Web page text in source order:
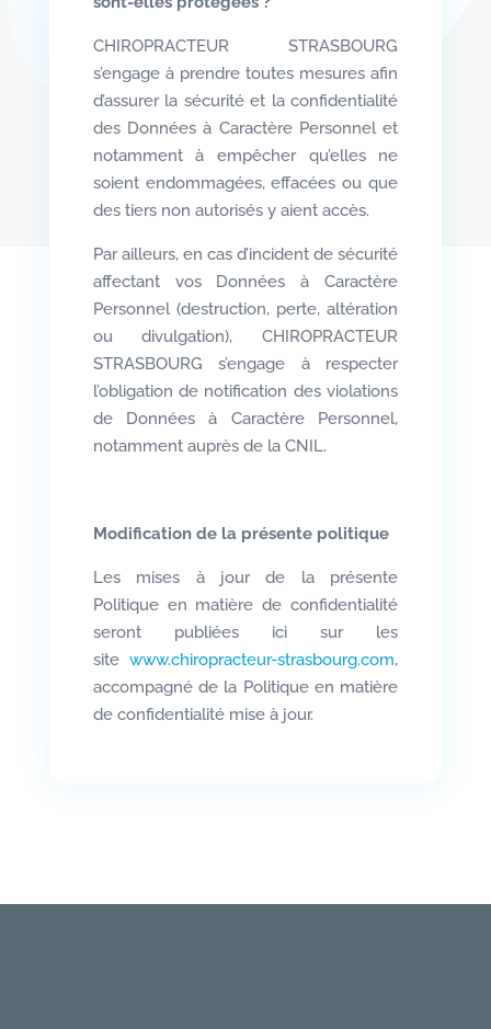
CHIROPRACTEUR STRASBOURG
s’engage à prendre toutes mesures afin
d’assurer la sécurité et la confidentialité
des Données à Caractère Personnel et
notamment à empêcher qu’elles ne
soient endommagées, effacées ou que
des tiers non autorisés y aient accès.
Par ailleurs, en cas d’incident de sécurité
affectant vos Données à Caractère
Personnel (destruction, perte, altération
ou divulgation), CHIROPRACTEUR
STRASBOURG s’engage à respecter
l’obligation de notification des violations
de Données à Caractère Personnel,
notamment auprès de la CNIL.
Modification de la présente politique
Les mises à jour de la présente
Politique en matière de confidentialité
seront publiées ici sur les
sitewww.chiropracteur-strasbourg.com,
accompagné de la Politique en matière
de confidentialité mise à jour.